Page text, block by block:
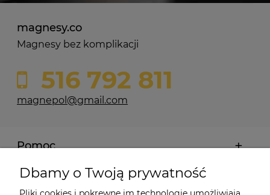
magnesy.co
Magnesy bez komplikacji
516 792 811
magnepol@gmail.com
Pomoc
Moje konto
Dbamy o Twoją prywatność